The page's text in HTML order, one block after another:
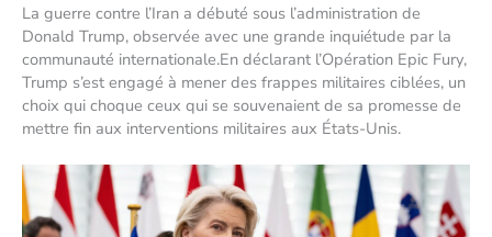
La guerre contre l’Iran a débuté sous l’administration de
Donald Trump, observée avec une grande inquiétude par la
communauté internationale.En déclarant l’Opération Epic Fury,
Trump s’est engagé à mener des frappes militaires ciblées, un
choix qui choque ceux qui se souvenaient de sa promesse de
mettre fin aux interventions militaires aux États-Unis.